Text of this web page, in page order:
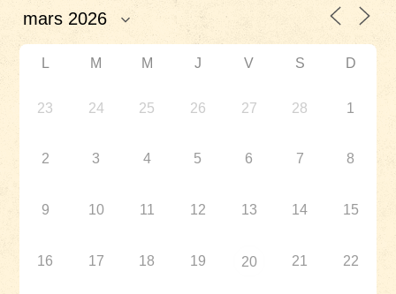
L M M J V S D
23 24 25 26 27 28 1
2 3 4 5 6 7 8
9 10 11 12 13 14 15
16 17 18 19 20 21 22